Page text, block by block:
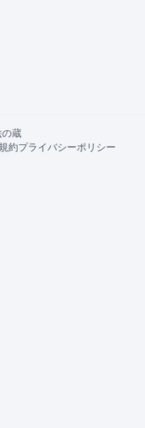
蔵
約プライバシーポリシー